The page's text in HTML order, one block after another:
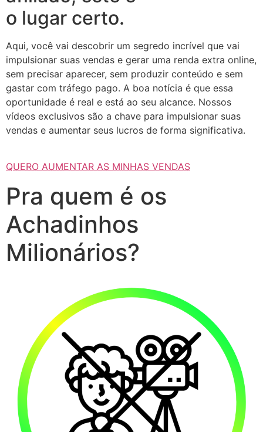
o lugar certo.
Aqui, você vai descobrir um segredo incrível que vai
impulsionar suas vendas e gerar uma renda extra online,
sem precisar aparecer, sem produzir conteúdo e sem
gastar com tráfego pago. A boa notícia é que essa
oportunidade é real e está ao seu alcance. Nossos
vídeos exclusivos são a chave para impulsionar suas
vendas e aumentar seus lucros de forma significativa.
QUERO AUMENTAR AS MINHAS VENDAS
Pra quem é os
Achadinhos
Milionários?